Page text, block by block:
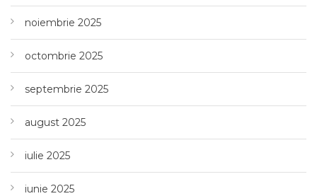
noiembrie 2025
octombrie 2025
septembrie 2025
august 2025
iulie 2025
iunie 2025